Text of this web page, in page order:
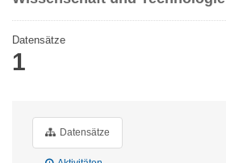
Datensätze
1
Datensätze